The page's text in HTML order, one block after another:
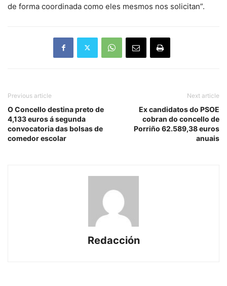
de forma coordinada como eles mesmos nos solicitan”.
Previous article
O Concello destina preto de
4,133 euros á segunda
convocatoria das bolsas de
comedor escolar
Next article
Ex candidatos do PSOE
cobran do concello de
Porriño 62.589,38 euros
anuais
Redacción